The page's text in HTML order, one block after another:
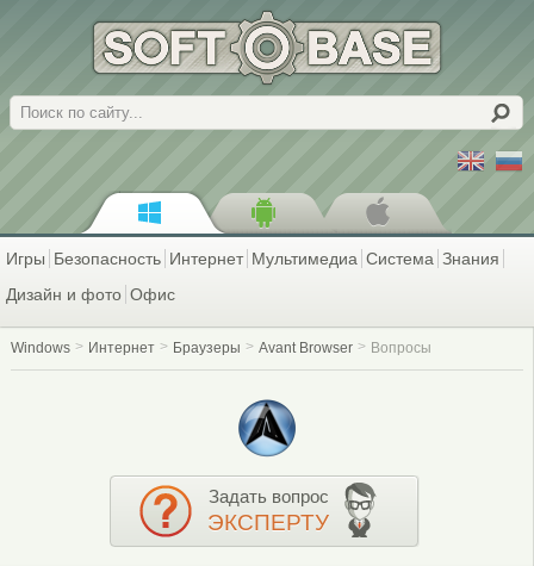
Поиск
Игры Безопасность Интернет Мультимедиа Система Знания
Дизайн и фото Офис
Windows Интернет Браузеры Avant Browser Вопросы
Задать вопрос
ЭКСПЕРТУ